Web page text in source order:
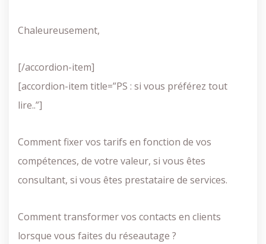
Chaleureusement,
[/accordion-item]
[accordion-item title=”PS : si vous préférez tout
lire..”]
Comment fixer vos tarifs en fonction de vos
compétences, de votre valeur, si vous êtes
consultant, si vous êtes prestataire de services.
Comment transformer vos contacts en clients
lorsque vous faites du réseautage ?